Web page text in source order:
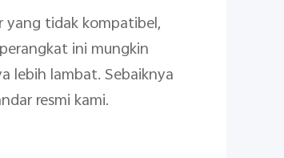
yang tidak kompatibel,
ini mungkin
lebih lambat. Sebaiknya
resmi kami.